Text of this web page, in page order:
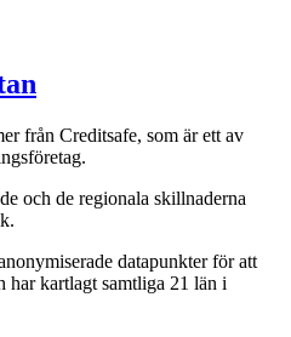
från Creditsafe, som är ett av
och de regionala skillnaderna
datapunkter för att
har kartlagt samtliga 21 län i